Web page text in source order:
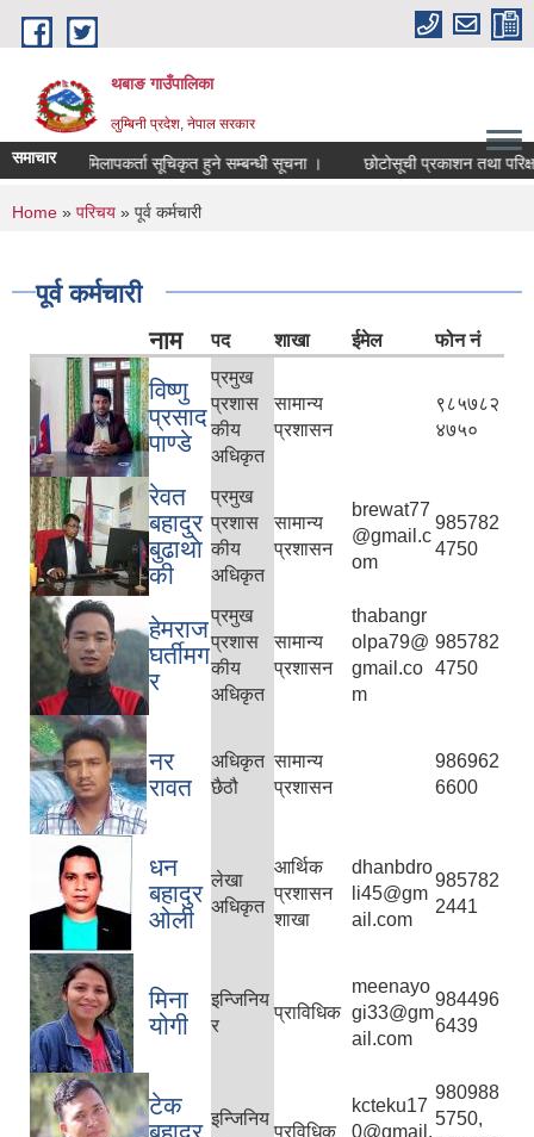
Skip to main content
थबाङ गाउँपालिका
लुम्बिनी प्रदेश, नेपाल सरकार
समाचारमेलमिलापकर्ता सूचिकृत हुने सम्बन्धी सूचना । छोटोसूची प्रकाशन तथा परिक्षा
You are here
Home » परिचय » पूर्व कर्मचारी
पूर्व कर्मचारी
नाम पद शाखा ईमेल फोन नं
विष्णु
प्रसाद
पाण्डे
प्रमुख
प्रशास
कीय
अधिकृत
सामान्य
प्रशासन
९८५७८२
४७५०
रेवत
बहादुर
बुढाथाे
की
प्रमुख
प्रशास
कीय
अधिकृत
सामान्य
प्रशासन
brewat77
@gmail.c
om
985782
4750
हेमराज
घर्तीमग
र
प्रमुख
प्रशास
कीय
अधिकृत
सामान्य
प्रशासन
thabangr
olpa79@
gmail.co
m
985782
4750
नर
रावत
अधिकृत
छैठौ
सामान्य
प्रशासन
986962
6600
धन
बहादुर
ओली
लेखा
अधिकृत
आर्थिक
प्रशासन
शाखा
dhanbdro
li45@gm
ail.com
985782
2441
मिना
योगी
इन्जिनिय
र
प्राविधिक
meenayo
gi33@gm
ail.com
984496
6439
टेक
इन्जिनिय
प्रविधिक
kcteku17
0@gmail.
980988
5750,